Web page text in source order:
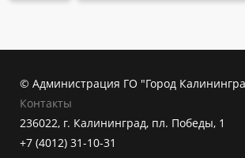
© Администрация ГО "Город
Контакты
236022, г. Калининград, пл. Победы, 1
+7 (4012) 31-10-31